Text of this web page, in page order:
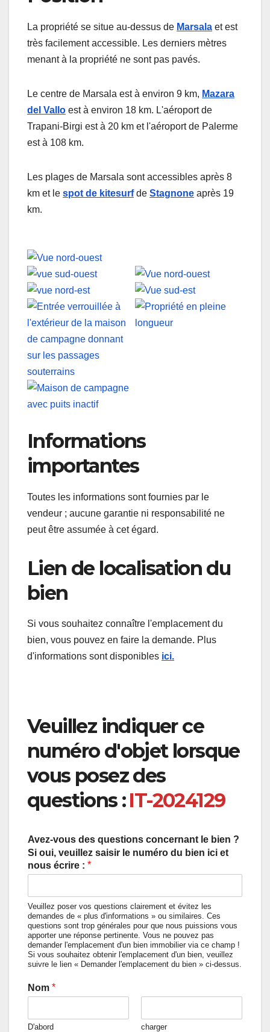
La propriété se situe au-dessus de Marsala et est
très facilement accessible. Les derniers mètres
menant à la propriété ne sont pas pavés.
Le centre de Marsala est à environ 9 km, Mazara
del Vallo est à environ 18 km. L'aéroport de
Trapani-Birgi est à 20 km et l'aéroport de Palerme
est à 108 km.
Les plages de Marsala sont accessibles après 8
km et le spot de kitesurfde Stagnone après 19
km.
Informations
importantes
Toutes les informations sont fournies par le
vendeur ; aucune garantie ni responsabilité ne
peut être assumée à cet égard.
Lien de localisation du
bien
Si vous souhaitez connaître l'emplacement du
bien, vous pouvez en faire la demande. Plus
d'informations sont disponibles ici.
Veuillez indiquer ce
numéro d'objet lorsque
vous posez des
questions :IT-2024129
Avez-vous des questions concernant le bien ?
Si oui, veuillez saisir le numéro du bien ici et
nous écrire : *
Veuillez poser vos questions clairement et évitez les
demandes de « plus d'informations » ou similaires. Ces
questions sont trop générales pour que nous puissions vous
apporter une réponse pertinente. Vous ne pouvez pas
demander l'emplacement d'un bien immobilier via ce champ !
Si vous souhaitez obtenir l'emplacement d'un bien, veuillez
suivre le lien « Demander l'emplacement du bien » ci-dessus.
Nom *
D'abord charger